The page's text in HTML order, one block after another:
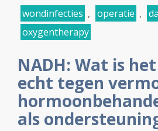
wondinfecties , operatie ,
oxygentherapy
NADH: Wat is
echt tegen
als